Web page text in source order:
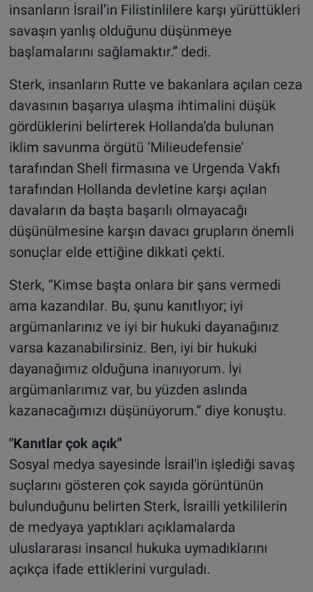
insanların İsrail’in Filistinlilere karşı yürüttükleri
savaşın yanlış olduğunu düşünmeye
başlamalarını sağlamaktır.” dedi.
Sterk, insanların Rutte ve bakanlara açılan ceza
davasının başarıya ulaşma ihtimalini düşük
gördüklerini belirterek Hollanda’da bulunan
iklim savunma örgütü ‘Milieudefensie’
tarafından Shell firmasına ve Urgenda Vakfı
tarafından Hollanda devletine karşı açılan
davaların da başta başarılı olmayacağı
düşünülmesine karşın davacı grupların önemli
sonuçlar elde ettiğine dikkati çekti.
Sterk, “Kimse başta onlara bir şans vermedi
ama kazandılar. Bu, şunu kanıtlıyor; iyi
argümanlarınız ve iyi bir hukuki dayanağınız
varsa kazanabilirsiniz. Ben, iyi bir hukuki
dayanağımız olduğuna inanıyorum. İyi
argümanlarımız var, bu yüzden aslında
kazanacağımızı düşünüyorum.” diye konuştu.
"Kanıtlar çok açık"
Sosyal medya sayesinde İsrail'in işlediği savaş
suçlarını gösteren çok sayıda görüntünün
bulunduğunu belirten Sterk, İsrailli yetkililerin
de medyaya yaptıkları açıklamalarda
uluslararası insancıl hukuka uymadıklarını
açıkça ifade ettiklerini vurguladı.